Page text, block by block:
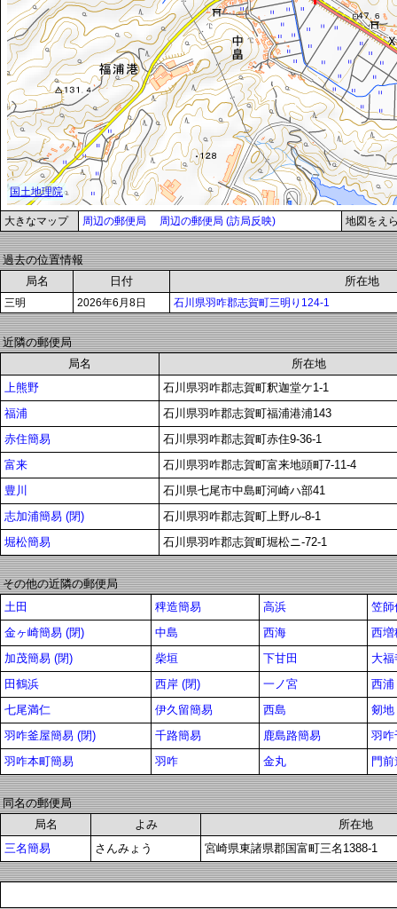
大きなマップ 周辺の郵便局 周辺の郵便局 (訪局反映) 地図をえ
過去の位置情報
局名
日付 所在地
三明 2026年6月8日 石川県羽咋郡志賀町三明り124-1
近隣の郵便局
局名
所在地
上熊野
石川県羽咋郡志賀町釈迦堂ケ1-1
福浦
石川県羽咋郡志賀町福浦港浦143
赤住簡易
石川県羽咋郡志賀町赤住9-36-1
富来
石川県羽咋郡志賀町富来地頭町7-11-4
豊川
石川県七尾市中島町河崎ハ部41
志加浦簡易 (閉)
石川県羽咋郡志賀町上野ル-8-1
堀松簡易
石川県羽咋郡志賀町堀松ニ-72-1
その他の近隣の郵便局
土田
稗造簡易 高浜
笠師
金ヶ崎簡易 (閉)
中島 西海
西増
加茂簡易 (閉)
柴垣 下甘田
大
田鶴浜
西岸 (閉) 一ノ宮
西浦
七尾満仁
伊久留簡易 西島
剱地
羽咋釜屋簡易 (閉)
千路簡易 鹿島路簡易
羽咋
羽咋本町簡易
羽咋 金丸 門
同名の郵便局
局名
よみ
所在地
三名簡易
さんみょう 宮崎県東諸県郡国富町三名1388-1